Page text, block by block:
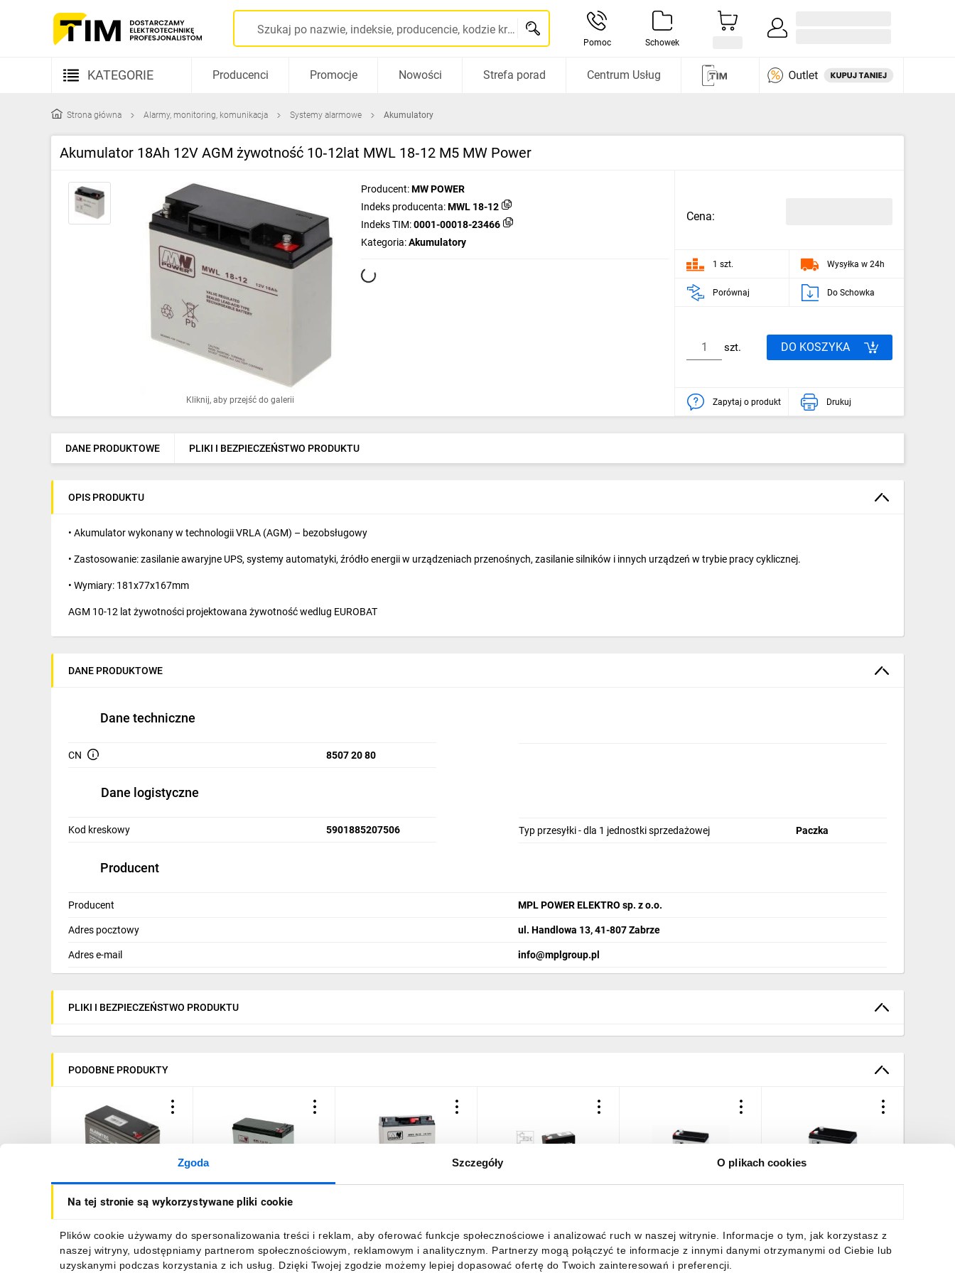
Zgoda Szczegóły O plikach cookies
Na tej stronie są wykorzystywane pliki cookie
Plików cookie używamy do spersonalizowania treści i reklam, aby oferować funkcje społecznościowe i analizować ruch w naszej witrynie. Informacje o tym, jak korzystasz z
naszej witryny, udostępniamy partnerom społecznościowym, reklamowym i analitycznym. Partnerzy mogą połączyć te informacje z innymi danymi otrzymanymi od Ciebie lub
uzyskanymi podczas korzystania z ich usług. Dzięki Twojej zgodzie możemy lepiej dopasować ofertę do Twoich zainteresowań i preferencji.
Szukaj po nazwie, indeksie, producencie, kodzie kreskowym...
Pomoc Schowek
KATEGORIE
Kable i przewody
Elementy prowadzenia kabli
Fotowoltaika
Ogrzewanie
Elektronarzędzia i mierniki
Napędy elektryczne
Pneumatyka
Dom i ogród
Klimatyzacja
Odzież ochronna i BHP
Elektronika
Smart home
Wentylacja i rekuperacja
Producenci Promocje Nowości Strefa porad Centrum Usług
Strona główna Alarmy, monitoring, komunikacja Systemy alarmowe Akumulatory
Akumulator 18Ah 12V AGM żywotność 10‑12lat MWL 18‑12 M5 MW Power
Kliknij, aby przejść do galerii
Producent:MW POWER
Indeks producenta:MWL 18-12
Indeks TIM:0001-00018-23466
Kategoria:Akumulatory
Cena:
1 szt. Wysyłka w 24h
Porównaj Do Schowka
szt. DO KOSZYKA
Zapytaj o produkt Drukuj
DANE PRODUKTOWE PLIKI I BEZPIECZEŃSTWO PRODUKTU
OPIS PRODUKTU
• Akumulator wykonany w technologii VRLA (AGM) – bezobsługowy
• Zastosowanie: zasilanie awaryjne UPS, systemy automatyki, źródło energii w urządzeniach przenośnych, zasilanie silników i innych urządzeń w trybie pracy cyklicznej.
• Wymiary: 181x77x167mm
AGM 10-12 lat żywotności projektowana żywotność wedlug EUROBAT
DANE PRODUKTOWE
Dane techniczne
CN 8507 20 80
Dane logistyczne
Kod kreskowy 5901885207506 Typ przesyłki - dla 1 jednostki sprzedażowej Paczka
Producent
Producent MPL POWER ELEKTRO sp. z o.o.
Adres pocztowy ul. Handlowa 13, 41-807 Zabrze
Adres e-mail info@mplgroup.pl
PLIKI I BEZPIECZEŃSTWO PRODUKTU
PODOBNE PRODUKTY
Akumulator VRLA AGM
12V 7Ah (żywotność 3-
55,82 złbrutto
Akumulator 7,2Ah AGM
12V żywotność 10-12lat
Power
70,16 zł brutto 122,75 złbrutto 22,12 złbrutto 25,17 zł brutto 42,71 złbrutto